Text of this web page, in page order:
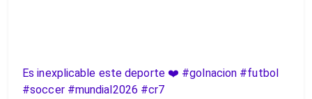
Es inexplicable este deporte ❤️ #golnacion #futbol
#soccer #mundial2026 #cr7